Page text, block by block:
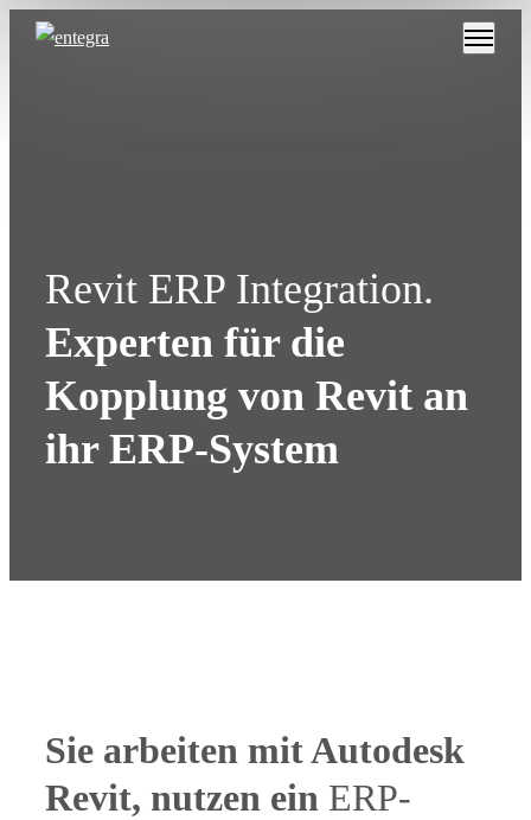
Revit ERP Integration.
Experten für die
Kopplung von Revit an
ihr ERP-System
Sie arbeiten mit Autodesk
Revit, nutzen ein ERP-